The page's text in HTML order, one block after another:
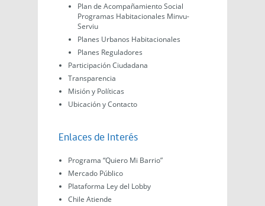
Plan de Acompañamiento Social
Programas Habitacionales Minvu-
Serviu
Planes Urbanos Habitacionales
Planes Reguladores
Participación Ciudadana
Transparencia
Misión y Políticas
Ubicación y Contacto
Enlaces de Interés
Programa “Quiero Mi Barrio”
Mercado Público
Plataforma Ley del Lobby
Chile Atiende